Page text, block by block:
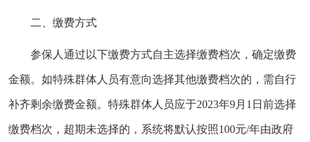
二、缴费方式
参保人通过以下缴费方式自主选择缴费档次，确定缴费
金额。如特殊群体人员有意向选择其他缴费档次的，需自行
补齐剩余缴费金额。特殊群体人员应于2023年9月1日前选择
缴费档次，超期未选择的，系统将默认按照100元/年由政府